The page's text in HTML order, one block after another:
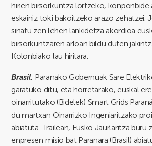
hirien birsorkuntza lortzeko, konponbide
eskainiz toki bakoitzeko arazo zehatzei.
sinatu zen lehen lankidetza akordioa
birsorkuntzaren arloan bildu duten
Kolonbiako lau hiritara.
Brasil. Paranako Gobernuak Sare
garatuko ditu, eta horretarako, euskal
oinarritutako (Bidelek) Smart Grids
du martxan Oinarrizko Ingeniaritzako
abiatuta. Irailean, Eusko Jaurlaritza buru
enpresen misio bat Paranara (Brasil)